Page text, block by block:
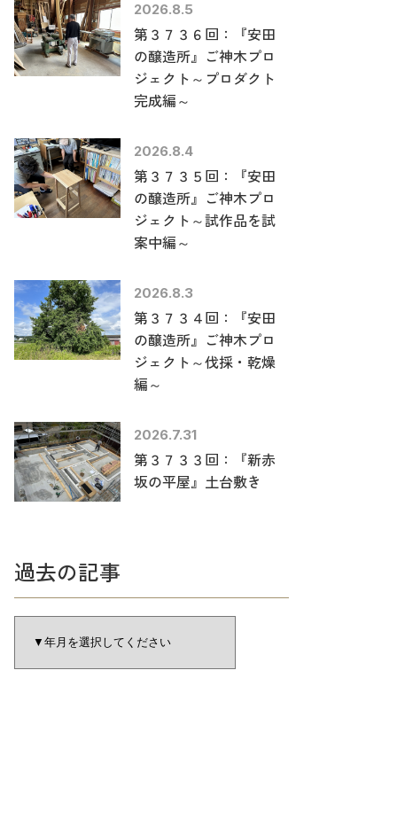
2026.8.5
第３７３６回：『安田
の醸造所』ご神木プロ
ジェクト～プロダクト
完成編～
2026.8.4
第３７３５回：『安田
の醸造所』ご神木プロ
ジェクト～試作品を試
案中編～
2026.8.3
第３７３４回：『安田
の醸造所』ご神木プロ
ジェクト～伐採・乾燥
編～
2026.7.31
第３７３３回：『新赤
坂の平屋』土台敷き
過去の記事